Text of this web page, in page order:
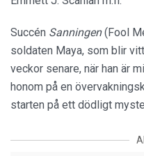
Succén Sanningen(Fool
soldaten Maya, som blir
veckor senare, när han är
honom på en
starten på ett dödligt